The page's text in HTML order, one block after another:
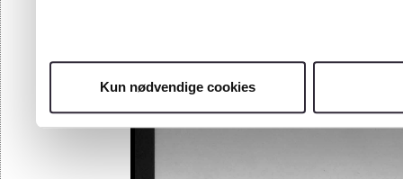
Kun nødvendige cookies